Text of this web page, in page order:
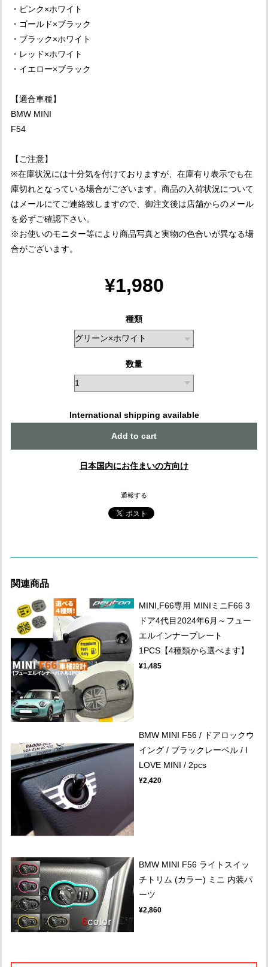
・ピンク×ホワイト
・ゴールド×ブラック
・ブラック×ホワイト
・レッド×ホワイト
・イエロー×ブラック
【適合車種】
BMW MINI
F54
【ご注意】
※在庫状況には十分気を付けておりますが、在庫有り表示でも在
庫切れとなっている場合がございます。商品の入荷状況について
はメールにてご連絡致しますので、御注文後は店舗からのメール
を必ずご確認下さい。
※お使いのモニター等により商品写真と実物の色合いが異なる場
合がございます。
¥1,980
種類
数量
International shipping available
Add to cart
日本国内にお住まいの方向け
通報する
関連商品
MINI,F66専用 MINIミニF66 3
ドア4代目2024年6月～フュー
エルインナープレート
1PCS【4種類から選べます】
¥1,485
BMW MINI F56 / ドアロックウ
イング / ブラックレーベル / I
LOVE MINI / 2pcs
¥2,420
BMW MINI F56 ライトスイッ
チトリム (カラー) ミニ 内装パ
ーツ
¥2,860